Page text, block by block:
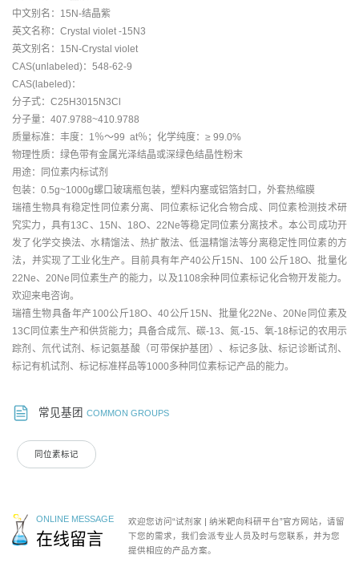
中文别名：15N-结晶紫
英文名称：Crystal violet -15N3
英文别名：15N-Crystal violet
CAS(unlabeled)：548-62-9
CAS(labeled)：
分子式：C25H3015N3Cl
分子量：407.9788~410.9788
质量标准：丰度：1％～99 at％；化学纯度：≥ 99.0%
物理性质：绿色带有金属光泽结晶或深绿色结晶性粉末
用途：同位素内标试剂
包装：0.5g~1000g螺口玻璃瓶包装，塑料内塞或铝箔封口，外套热缩膜
瑞禧生物具有稳定性同位素分离、同位素标记化合物合成、同位素检测技术研
究实力，具有13C、15N、18O、22Ne等稳定同位素分离技术。本公司成功开
发了化学交换法、水精馏法、热扩散法、低温精馏法等分离稳定性同位素的方
法，并实现了工业化生产。目前具有年产40公斤15N、100 公斤18O、批量化
22Ne、20Ne同位素生产的能力，以及1108余种同位素标记化合物开发能力。
欢迎来电咨询。
瑞禧生物具备年产100公斤18O、40公斤15N、批量化22Ne、20Ne同位素及
13C同位素生产和供货能力；具备合成氘、碳-13、氮-15、氧-18标记的农用示
踪剂、氘代试剂、标记氨基酸（可带保护基团）、标记多肽、标记诊断试剂、
标记有机试剂、标记标准样品等1000多种同位素标记产品的能力。
常见基团 COMMON GROUPS
同位素标记
ONLINE MESSAGE
在线留言
欢迎您访问“试剂家 | 纳米靶向科研平台”官方网站，请留
下您的需求，我们会派专业人员及时与您联系，并为您
提供相应的产品方案。